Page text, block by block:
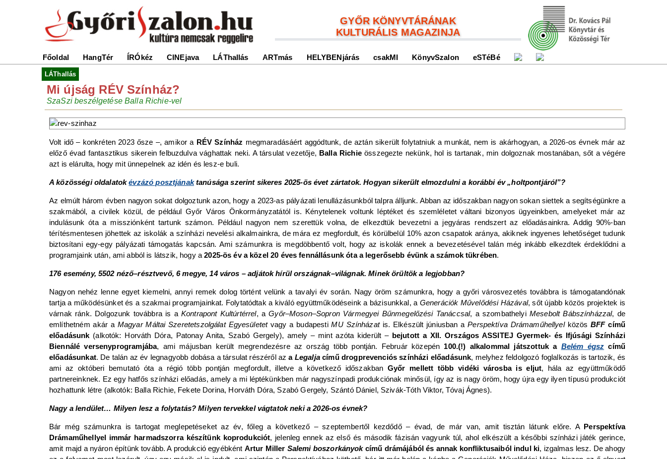
GYŐR KÖNYVTÁRÁNAK
KULTURÁLIS MAGAZINJA
Főoldal HangTér ÍRÓkéz CINEjava LÁThallás ARTmás HELYBENjárás csakMI KönyvSzalon eSTéBé
LÁThallás
Mi újság RÉV Színház?
SzaSzi beszélgetése Balla Richie-vel
Volt idő – konkréten 2023 ősze –, amikor a RÉV Színház megmaradásáért aggódtunk, de aztán sikerült folytatniuk a munkát, nem is akárhogyan, a 2026-os évnek már az
előző évad fantasztikus sikerein felbuzdulva vághattak neki. A társulat vezetője, Balla Richieösszegezte nekünk, hol is tartanak, min dolgoznak mostanában, sőt a végére
azt is elárulta, hogy mit ünnepelnek az idén és lesz-e buli.
A közösségi oldalatokévzázó posztjánaktanúsága szerint sikeres 2025-ös évet zártatok. Hogyan sikerült elmozdulni a korábbi év „holtpontjáról”?
Az elmúlt három évben nagyon sokat dolgoztunk azon, hogy a 2023-as pályázati lenullázásunkból talpra álljunk. Abban az időszakban nagyon sokan siettek a segítségünkre a
szakmából, a civilek közül, de például Győr Város Önkormányzatától is. Kénytelenek voltunk léptéket és szemléletet váltani bizonyos ügyeinkben, amelyeket már az
indulásunk óta a missziónként tartunk számon. Például nagyon nem szerettük volna, de elkezdtük bevezetni a jegyáras rendszert az előadásainkra. Addig 90%-ban
térítésmentesen jöhettek az iskolák a színházi nevelési alkalmainkra, de mára ez megfordult, és körülbelül 10% azon csapatok aránya, akiknek ingyenes lehetőséget tudunk
biztosítani egy-egy pályázati támogatás kapcsán. Ami számunkra is megdöbbentő volt, hogy az iskolák ennek a bevezetésével talán még inkább elkezdtek érdeklődni a
programjaink után, ami abból is látszik, hogy a2025-ös év a közel 20 éves fennállásunk óta a legerősebb évünk a számok tükrében.
176 esemény, 5502 néző–résztvevő, 6 megye, 14 város – adjátok hírül országnak–világnak. Minek örültök a legjobban?
Nagyon nehéz lenne egyet kiemelni, annyi remek dolog történt velünk a tavalyi év során. Nagy öröm számunkra, hogy a győri városvezetés továbbra is támogatandónak
tartja a működésünket és a szakmai programjainkat. Folytatódtak a kiváló együttműködéseink a bázisunkkal, a Generációk Művelődési Házával, sőt újabb közös projektek is
várnak ránk. Dolgozunk továbbra is a Kontrapont Kultúrtérrel, aGyőr–Moson–Sopron Vármegyei Bűnmegelőzési Tanáccsal, a szombathelyi Mesebolt Bábszínházzal, de
említhetném akár a Magyar Máltai Szeretetszolgálat Egyesületetvagy a budapestiMU Színházatis. Elkészült júniusban aPerspektíva DrámaműhellyelközösBFFcímű
előadásunk (alkotók: Horváth Dóra, Patonay Anita, Szabó Gergely), amely – mint azóta kiderült – bejutott a XII. Országos ASSITEJ Gyermek- és Ifjúsági Színházi
Biennálé versenyprogramjába, ami májusban került megrendezésre az ország több pontján. Február közepén 100.(!) alkalommal játszottuk a Belém égsz című
előadásunkat. De talán az év legnagyobb dobása a társulat részéről aza Legaljacímű drogprevenciós színházi előadásunk, melyhez feldolgozó foglalkozás is tartozik, és
ami az októberi bemutató óta a régió több pontján megfordult, illetve a következő időszakban Győr mellett több vidéki városba is eljut, hála az együttműködő
partnereinknek. Ez egy hatfős színházi előadás, amely a mi léptékünkben már nagyszínpadi produkciónak minősül, így az is nagy öröm, hogy újra egy ilyen típusú produkciót
hozhattunk létre (alkotók: Balla Richie, Fekete Dorina, Horváth Dóra, Szabó Gergely, Szántó Dániel, Szivák-Tóth Viktor, Tóvaj Ágnes).
Nagy a lendület… Milyen lesz a folytatás? Milyen tervekkel vágtatok neki a 2026-os évnek?
Bár még számunkra is tartogat meglepetéseket az év, főleg a következő – szeptembertől kezdődő – évad, de már van, amit tisztán látunk előre. A Perspektíva
Drámaműhellyel immár harmadszorra készítünk koprodukciót, jelenleg ennek az első és második fázisán vagyunk túl, ahol elkészült a későbbi színházi játék gerince,
amit majd a nyáron építünk tovább. A produkció egyébként Artur Miller Salemi boszorkányokcímű drámájából és annak konfliktusaiból indul ki, izgalmas lesz. De ahogy